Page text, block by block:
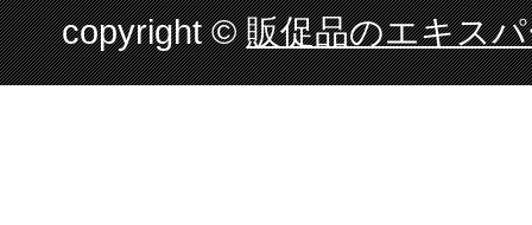
copyright ©販促品のエキス